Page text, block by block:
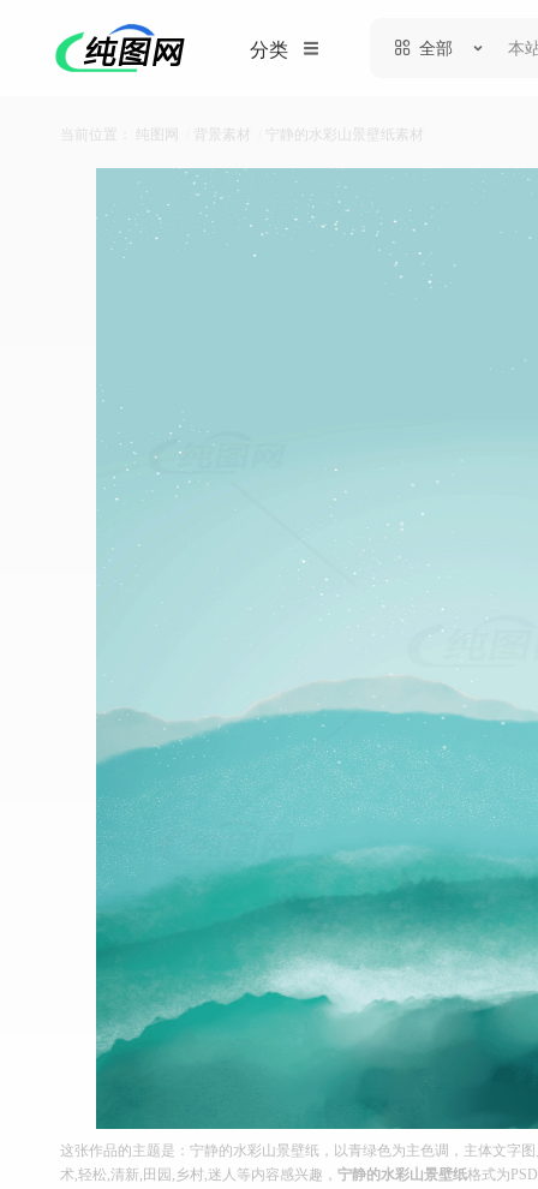
分类 全部
当前位置： 纯图网 背景素材 宁静的水彩山景壁纸素材
这张作品的主题是：宁静的水彩山景壁纸，以青绿色为主色调，主体文字
术,轻松,清新,田园,乡村,迷人等内容感兴趣， 宁静的水彩山景壁纸格式为